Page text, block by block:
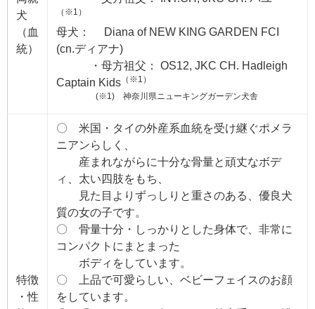
犬
（血
統）
（※1）
母犬： Diana of NEW KING GARDEN FCI
(cn.ディアナ)
・母方祖父： OS12, JKC CH. Hadleigh
Captain Kids （※1）
(※1) 神奈川県ニューキングガーデン犬舎
特徴
・性
〇 米国・タイの外産系血統を受け継ぐポメラ
ニアンらしく、
産まれながらに十分な骨量と頑丈なボデ
ィ、太い四肢をもち、
見た目よりずっしりと重さのある、優良犬
質の女の子です。
〇 骨量十分・しっかりとした身体で、非常に
コンパクトにまとまった
ボディをしています。
〇 上品で可愛らしい、ベビーフェイスのお顔
をしています。